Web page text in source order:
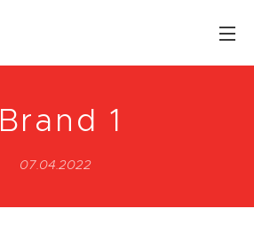
Brand 1
07.04.2022